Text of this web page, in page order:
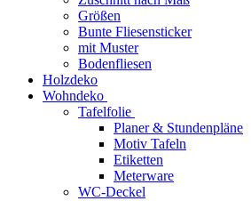
Größen
Bunte Fliesensticker
mit Muster
Bodenfliesen
Holzdeko
Wohndeko
Tafelfolie
Planer & Stundenpläne
Motiv Tafeln
Etiketten
Meterware
WC-Deckel